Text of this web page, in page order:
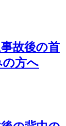
故後の首
の方へ